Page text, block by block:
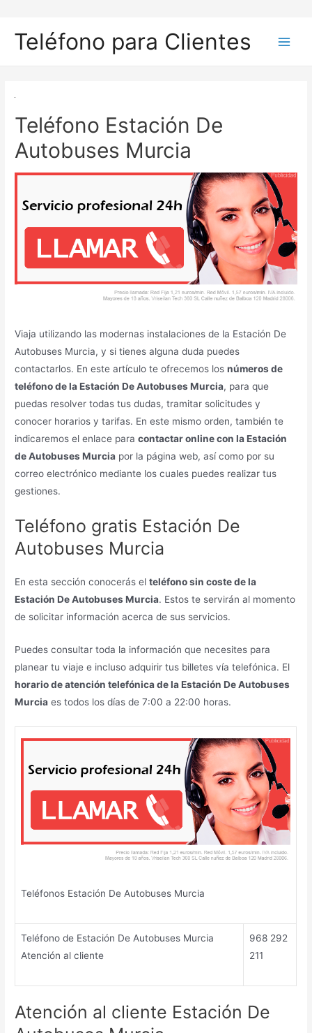
contenido
Teléfono para Clientes
Teléfono Estación De
Autobuses Murcia
Viaja utilizando las modernas instalaciones de la Estación De
Autobuses Murcia, y si tienes alguna duda puedes
contactarlos. En este artículo te ofrecemos losnúmeros de
teléfono de la Estación De Autobuses Murcia, para que
puedas resolver todas tus dudas, tramitar solicitudes y
conocer horarios y tarifas. En este mismo orden, también te
indicaremos el enlace paracontactar online con la Estación
de Autobuses Murcia por la página web, así como por su
correo electrónico mediante los cuales puedes realizar tus
gestiones.
Teléfono gratis Estación De
Autobuses Murcia
En esta sección conocerás elteléfono sin coste de la
Estación De Autobuses Murcia. Estos te servirán al momento
de solicitar información acerca de sus servicios.
Puedes consultar toda la información que necesites para
planear tu viaje e incluso adquirir tus billetes vía telefónica. El
horario de atención telefónica de la Estación De Autobuses
Murcia es todos los días de 7:00 a 22:00 horas.
Teléfonos Estación De Autobuses Murcia
Teléfono de Estación De Autobuses Murcia
Atención al cliente
968 292
211
Atención al cliente Estación De